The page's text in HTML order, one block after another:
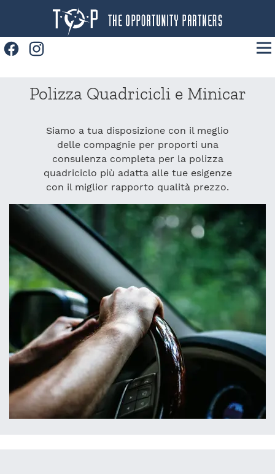
FacebookInstagram
Convenzioni
News
Contatti
Polizza Quadricicli e Minicar
Siamo a tua disposizione con il meglio
delle compagnie per proporti una
consulenza completa per la polizza
quadriciclo più adatta alle tue esigenze
con il miglior rapporto qualità prezzo.